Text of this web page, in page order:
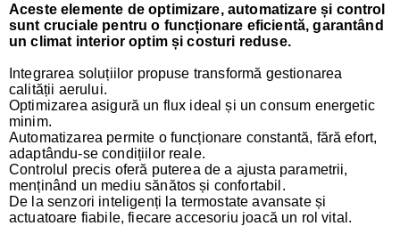
Aceste elemente de optimizare, automatizare și control
sunt cruciale pentru o funcționare eficientă, garantând
un climat interior optim și costuri reduse.
Integrarea soluțiilor propuse transformă gestionarea
calității aerului.
Optimizarea asigură un flux ideal și un consum energetic
minim.
Automatizarea permite o funcționare constantă, fără efort,
adaptându-se condițiilor reale.
Controlul precis oferă puterea de a ajusta parametrii,
menținând un mediu sănătos și confortabil.
De la senzori inteligenți la termostate avansate și
actuatoare fiabile, fiecare accesoriu joacă un rol vital.